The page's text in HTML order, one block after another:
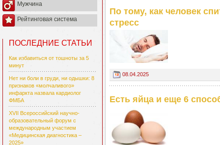
Мужчина
Рейтинговая система
ПОСЛЕДНИЕ СТАТЬИ
Как избавиться от тошноты за 5
минут
Нет ни боли в груди, ни одышки: 8
признаков «молчаливого»
инфаркта назвала кардиолог
ФМБА
XVII Всероссийский научно-
образовательный форум с
международным участием
«Медицинская диагностика –
2025»
По тому, как человек
стресс
08.04.2025
Есть яйца и еще 6